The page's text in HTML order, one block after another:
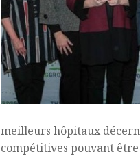
meilleurs hôpitaux
compétitives pouvant